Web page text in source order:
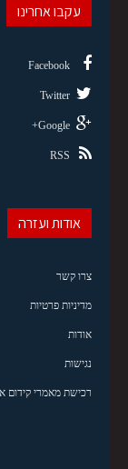
עקבו אחרינו
Facebook
Twitter
Google+
RSS
אודות ועזרה
צרו קשר
מדיניות פרטיות
אודות
נגישות
רכישת מאמרי קידום